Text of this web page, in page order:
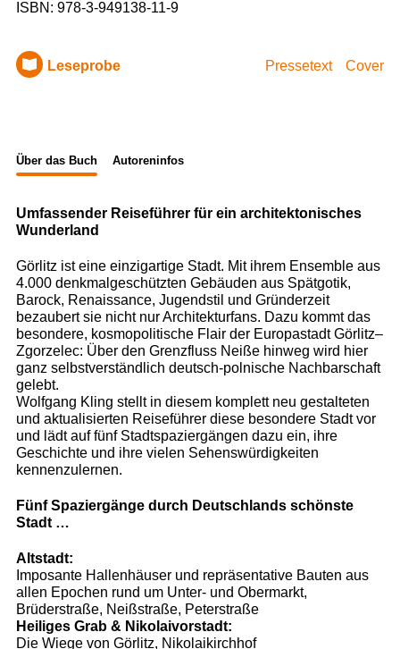
ISBN: 978-3-949138-11-9
Leseprobe Pressetext Cover
Über das Buch Autoreninfos
Umfassender Reiseführer für ein architektonisches
Wunderland
Görlitz ist eine einzigartige Stadt. Mit ihrem Ensemble aus
4.000 denkmalgeschützten Gebäuden aus Spätgotik,
Barock, Renaissance, Jugendstil und Gründerzeit
bezaubert sie nicht nur Architekturfans. Dazu kommt das
besondere, kosmopolitische Flair der Europastadt Görlitz–
Zgorzelec: Über den Grenzfluss Neiße hinweg wird hier
ganz selbstverständlich deutsch-polnische Nachbarschaft
gelebt.
Wolfgang Kling stellt in diesem komplett neu gestalteten
und aktualisierten Reiseführer diese besondere Stadt vor
und lädt auf fünf Stadtspaziergängen dazu ein, ihre
Geschichte und ihre vielen Sehenswürdigkeiten
kennenzulernen.
Fünf Spaziergänge durch Deutschlands schönste
Stadt …
Altstadt:
Imposante Hallenhäuser und repräsentative Bauten aus
allen Epochen rund um Unter- und Obermarkt,
Brüderstraße, Neißstraße, Peterstraße
Heiliges Grab & Nikolaivorstadt:
Die Wiege von Görlitz, Nikolaikirchhof